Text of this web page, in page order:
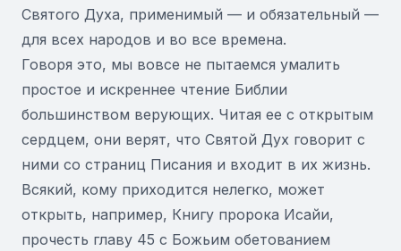
Святого Духа, применимый — и обязательный —
для всех народов и во все времена.
Говоря это, мы вовсе не пытаемся умалить
простое и искреннее чтение Библии
большинством верующих. Читая ее с открытым
сердцем, они верят, что Святой Дух говорит с
ними со страниц Писания и входит в их жизнь.
Всякий, кому приходится нелегко, может
открыть, например, Книгу пророка Исайи,
прочесть главу 45 с Божьим обетованием